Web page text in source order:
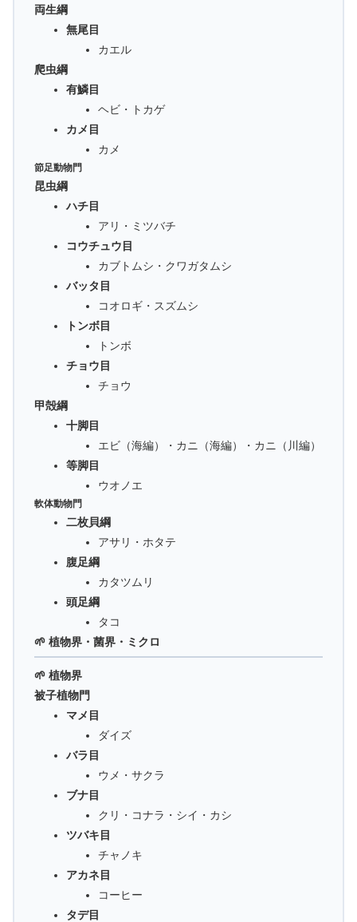
両生綱
無尾目
カエル
爬虫綱
有鱗目
ヘビ・トカゲ
カメ目
カメ
節足動物門
昆虫綱
ハチ目
アリ・ミツバチ
コウチュウ目
カブトムシ・クワガタムシ
バッタ目
コオロギ・スズムシ
トンボ目
トンボ
チョウ目
チョウ
甲殻綱
十脚目
エビ（海編）・カニ（海編）・カニ（川編）
等脚目
ウオノエ
軟体動物門
二枚貝綱
アサリ・ホタテ
腹足綱
カタツムリ
頭足綱
タコ
🌱 植物界・菌界・ミクロ
🌱 植物界
被子植物門
マメ目
ダイズ
バラ目
ウメ・サクラ
ブナ目
クリ・コナラ・シイ・カシ
ツバキ目
チャノキ
アカネ目
コーヒー
タデ目